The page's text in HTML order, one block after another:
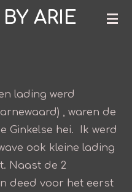
ARIE
lading werd
, waren de
Ginkelse hei. Ik werd
ook kleine lading
Naast de 2
deed voor het eerst